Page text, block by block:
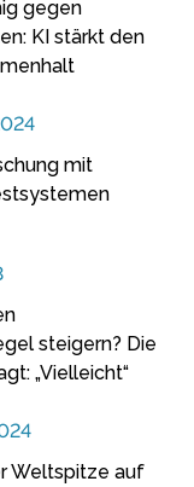
gegen
KI stärkt den
mit
steigern? Die
„Vielleicht“
Weltspitze auf